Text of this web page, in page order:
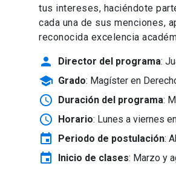
tus intereses, haciéndote
cada una de sus menciones,
reconocida excelencia
person Director del programa:
school Grado: Magíster en
schedule Duración del programa:
schedule Horario: Lunes a viernes
event Periodo de postulación:
event Inicio de clases: Marzo y